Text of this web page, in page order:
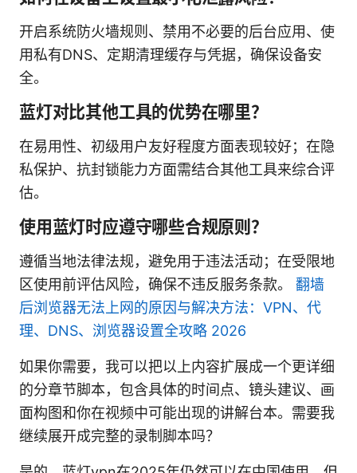
开启系统防火墙规则、禁用不必要的后台应用、使
用私有DNS、定期清理缓存与凭据，确保设备安
全。
蓝灯对比其他工具的优势在哪里？
在易用性、初级用户友好程度方面表现较好；在隐
私保护、抗封锁能力方面需结合其他工具来综合评
估。
使用蓝灯时应遵守哪些合规原则？
遵循当地法律法规，避免用于违法活动；在受限地
区使用前评估风险，确保不违反服务条款。 翻墙
后浏览器无法上网的原因与解决方法：VPN、代
理、DNS、浏览器设置全攻略 2026
如果你需要，我可以把以上内容扩展成一个更详细
的分章节脚本，包含具体的时间点、镜头建议、画
面构图和你在视频中可能出现的讲解台本。需要我
继续展开成完整的录制脚本吗？